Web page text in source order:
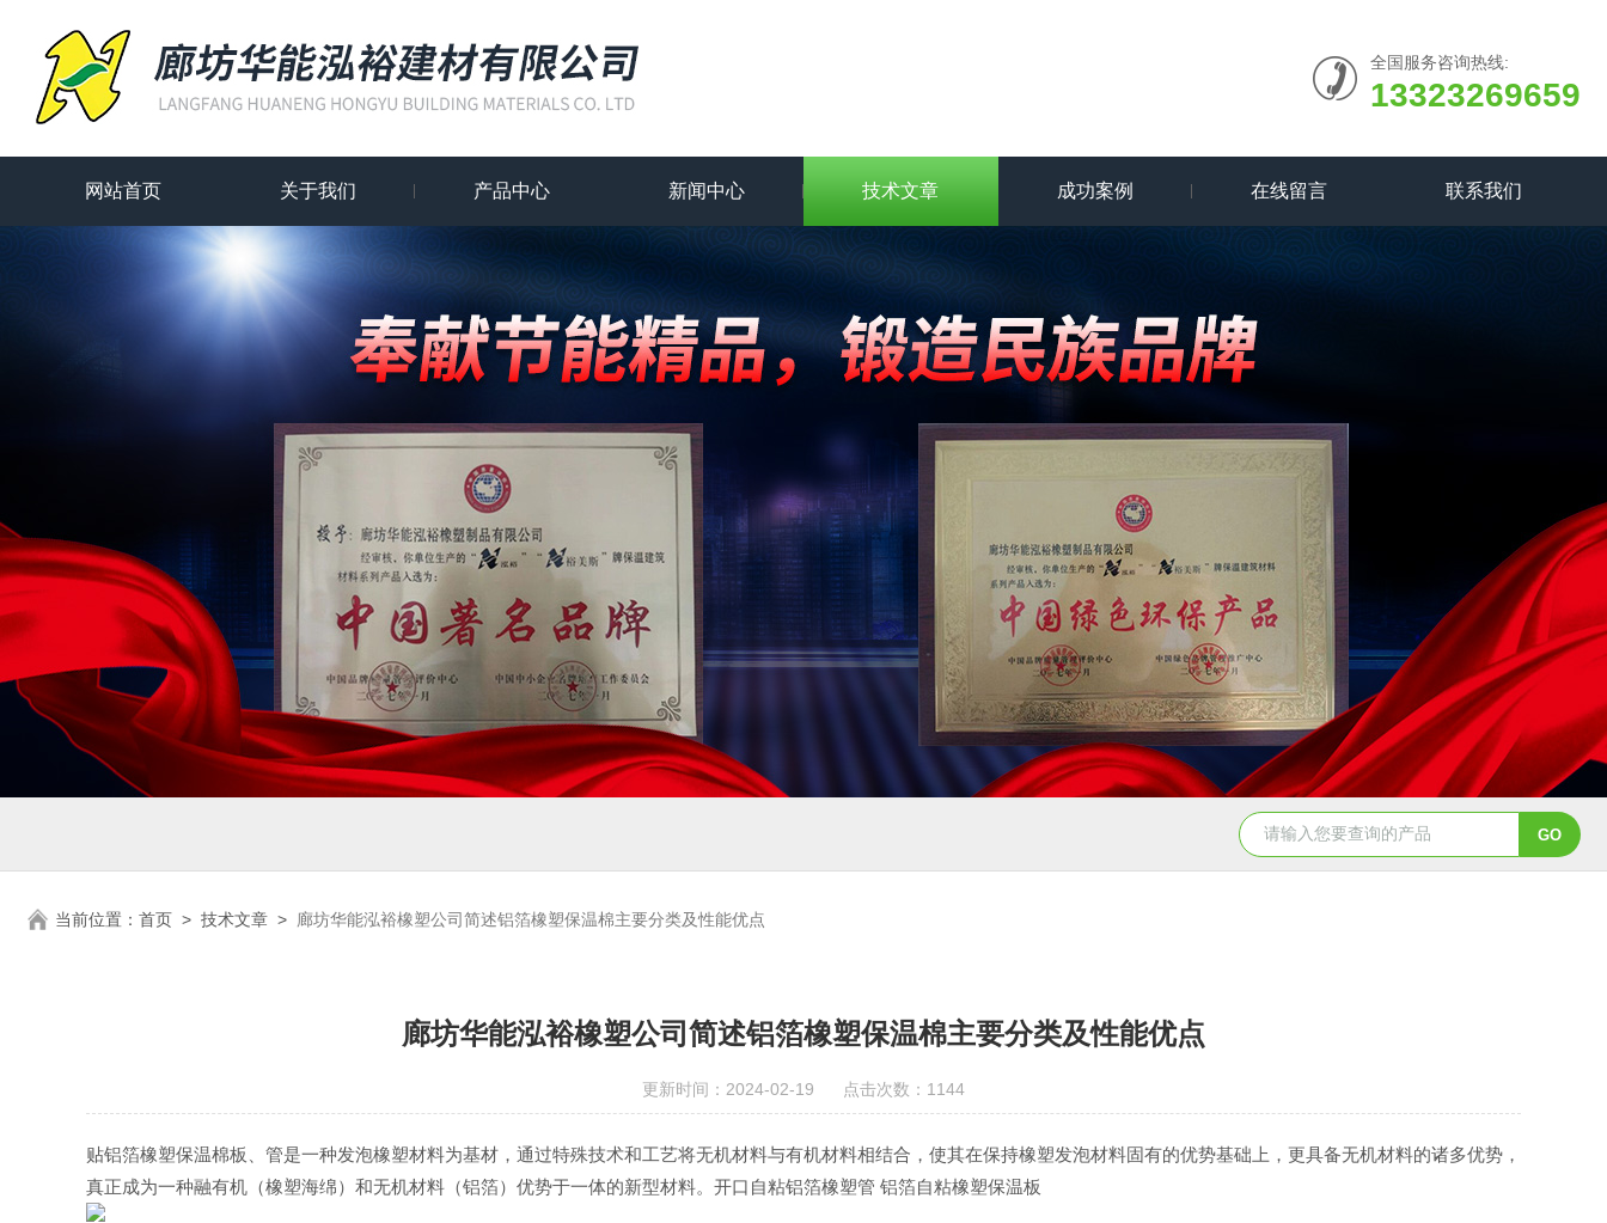
全国服务咨询热线:
13323269659
网站首页 关于我们 产品中心 新闻中心 技术文章 成功案例 在线留言 联系我们
当前位置： 首页 > 技术文章 > 廊坊华能泓裕橡塑公司简述铝箔橡塑保温棉主要分类及性能优点
廊坊华能泓裕橡塑公司简述铝箔橡塑保温棉主要分类及性能优点
更新时间：2024-02-19 点击次数：1144
贴铝箔橡塑保温棉板、管是一种发泡橡塑材料为基材，通过特殊技术和工艺将无机材料与有机材料相结合，使其在保持橡塑发泡材料固有的优势基础上，更具备无机材料的诸多优势，
真正成为一种融有机（橡塑海绵）和无机材料（铝箔）优势于一体的新型材料。 开口自粘铝箔橡塑管 铝箔自粘橡塑保温板